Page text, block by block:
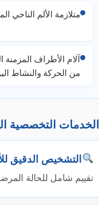
متلازمة الألم الناحي
آلام الأطراف المزمنة
من الحركة والنشاط
الخدمات التخصصية
التشخيص الدقيق
تقييم شامل للحالة